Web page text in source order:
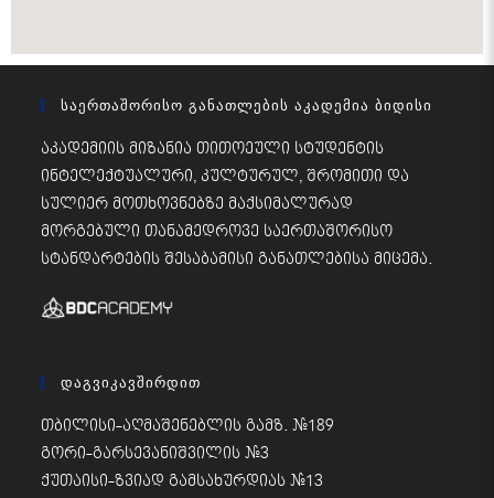
Საერთაშორისო Განათლების Აკადემია Ბიდისი
აკადემიის მიზანია თითოეული სტუდენტის
ინტელექტუალური, კულტურულ, შრომითი და
სულიერ მოთხოვნებზე მაქსიმალურად
მორგებული თანამედროვე საერთაშორისო
სტანდარტების შესაბამისი განათლებისა მიცემა.
Დაგვიკავშირდით
თბილისი-აღმაშენებლის გამზ. #189
გორი-გარსევანიშვილის #3
ქუთაისი-ზვიად გამსახურდიას #13